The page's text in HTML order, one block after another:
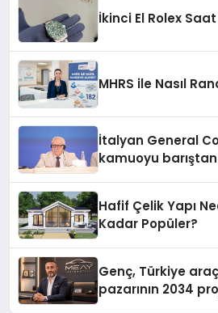
İkinci El Rolex Saat
MHRS ile Nasıl
İtalyan General
kamuoyu
Hafif Çelik Yapı
Kadar Popüler?
Genç, Türkiye
pazarının 2034